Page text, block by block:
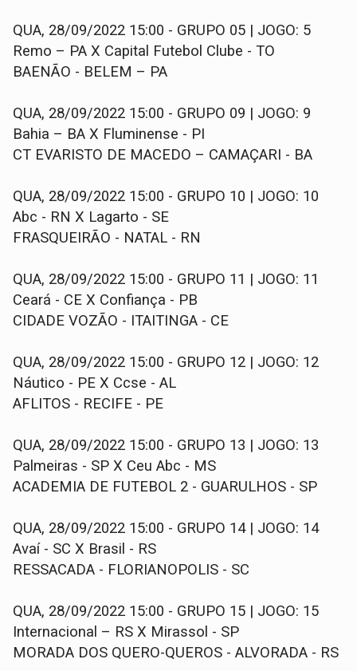
QUA, 28/09/2022 15:00 - GRUPO 05 | JOGO: 5
Remo – PA X Capital Futebol Clube - TO
BAENÃO - BELEM – PA
QUA, 28/09/2022 15:00 - GRUPO 09 | JOGO: 9
Bahia – BA X Fluminense - PI
CT EVARISTO DE MACEDO – CAMAÇARI - BA
QUA, 28/09/2022 15:00 - GRUPO 10 | JOGO: 10
Abc - RN X Lagarto - SE
FRASQUEIRÃO - NATAL - RN
QUA, 28/09/2022 15:00 - GRUPO 11 | JOGO: 11
Ceará - CE X Confiança - PB
CIDADE VOZÃO - ITAITINGA - CE
QUA, 28/09/2022 15:00 - GRUPO 12 | JOGO: 12
Náutico - PE X Ccse - AL
AFLITOS - RECIFE - PE
QUA, 28/09/2022 15:00 - GRUPO 13 | JOGO: 13
Palmeiras - SP X Ceu Abc - MS
ACADEMIA DE FUTEBOL 2 - GUARULHOS - SP
QUA, 28/09/2022 15:00 - GRUPO 14 | JOGO: 14
Avaí - SC X Brasil - RS
RESSACADA - FLORIANOPOLIS - SC
QUA, 28/09/2022 15:00 - GRUPO 15 | JOGO: 15
Internacional – RS X Mirassol - SP
MORADA DOS QUERO-QUEROS - ALVORADA - RS